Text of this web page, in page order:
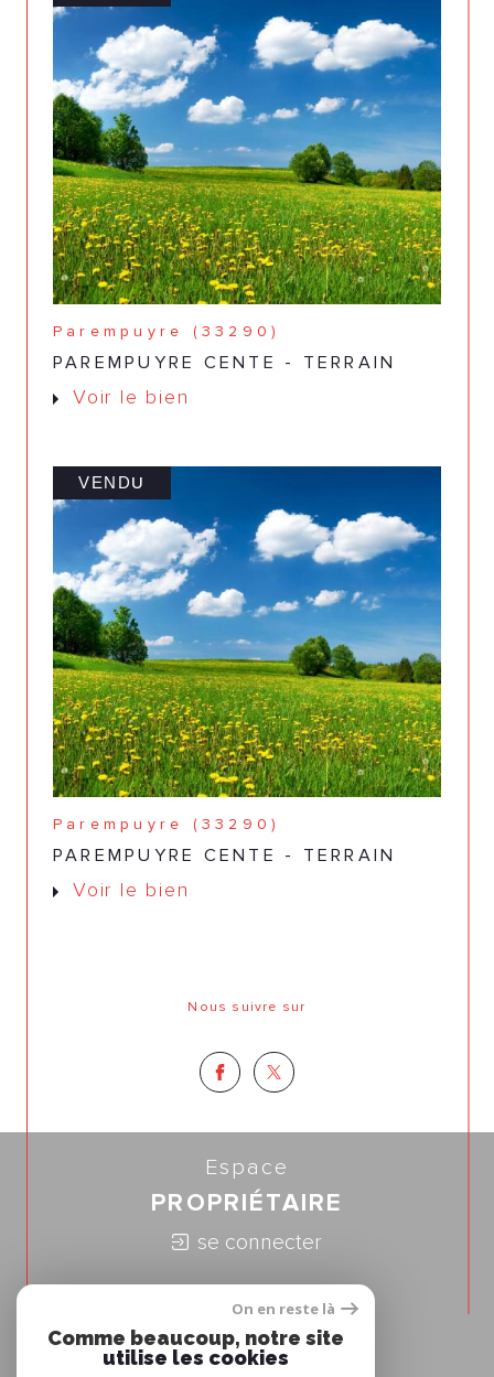
Parempuyre (33290)
PAREMPUYRE CENTE - TERRAIN
Voir le bien
VENDU
Parempuyre (33290)
PAREMPUYRE CENTE - TERRAIN
Voir le bien
Nous suivre sur
Espace
PROPRIÉTAIRE
se connecter
Nous
ADHÉRONS
On en reste là
Comme beaucoup, notre site
utilise les cookies